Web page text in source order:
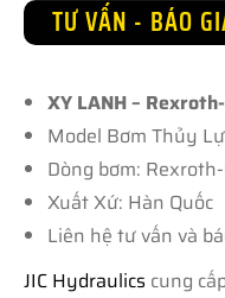
TƯ VẤN - BÁO
XY LANH –
Model Bơm Thủy
Dòng bơm:
Xuất Xứ: Hàn Quốc
Liên hệ tư vấn và
JIC Hydraulics cung